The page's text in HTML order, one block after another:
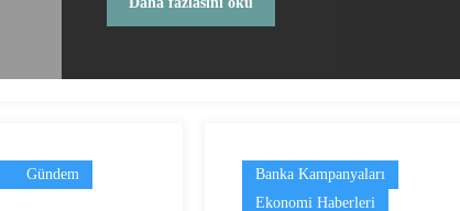
Gündem
Banka Kampanyaları
Ekonomi Haberleri